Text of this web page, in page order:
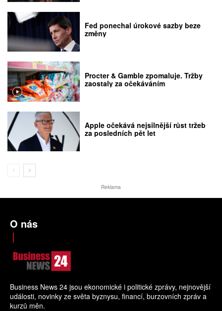
Fed ponechal úrokové sazby beze
změny
Procter & Gamble zpomaluje. Tržby
zaostaly za očekáváním
Apple očekává nejsilnější růst tržeb
za posledních pět let
Reklama
O nás
Business News 24 jsou ekonomické i politické zprávy, nejnovější
události, novinky ze světa byznysu, financí, burzovních zpráv a
kurzů měn.